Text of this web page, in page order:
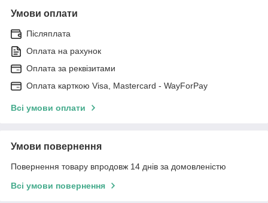
Умови оплати
Післяплата
Оплата на рахунок
Оплата за реквізитами
Оплата карткою Visa, Mastercard - WayForPay
Всі умови оплати
Умови повернення
Повернення товару впродовж 14 днів за домовленістю
Всі умови повернення